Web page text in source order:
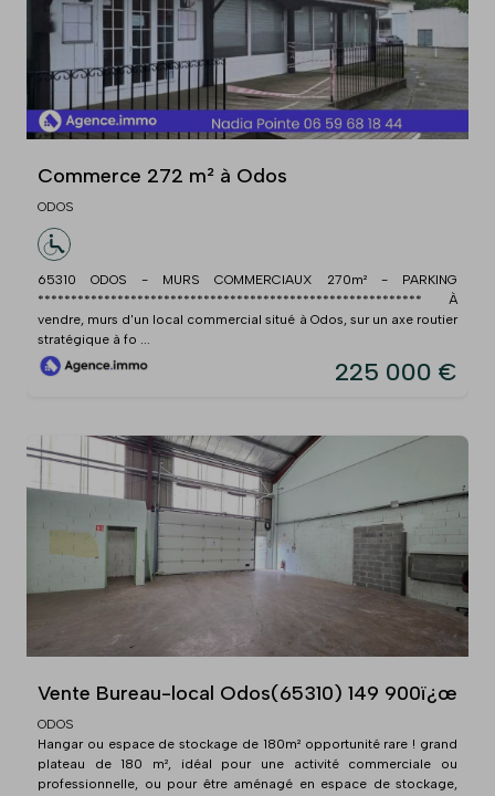
Commerce 272 m² à Odos
ODOS
65310 ODOS - MURS COMMERCIAUX 270m² - PARKING
********************************************************** À
vendre, murs d'un local commercial situé à Odos, sur un axe routier
stratégique à fo ...
225 000 €
Vente Bureau-local Odos(65310) 149 900ï¿œ
ODOS
Hangar ou espace de stockage de 180m² opportunité rare ! grand
plateau de 180 m², idéal pour une activité commerciale ou
professionnelle, ou pour être aménagé en espace de stockage,